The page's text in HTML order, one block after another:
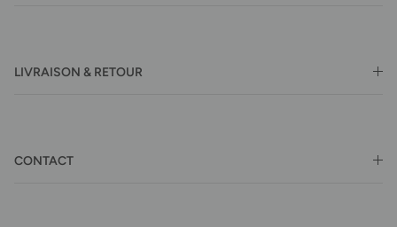
LIVRAISON & RETOUR
CONTACT